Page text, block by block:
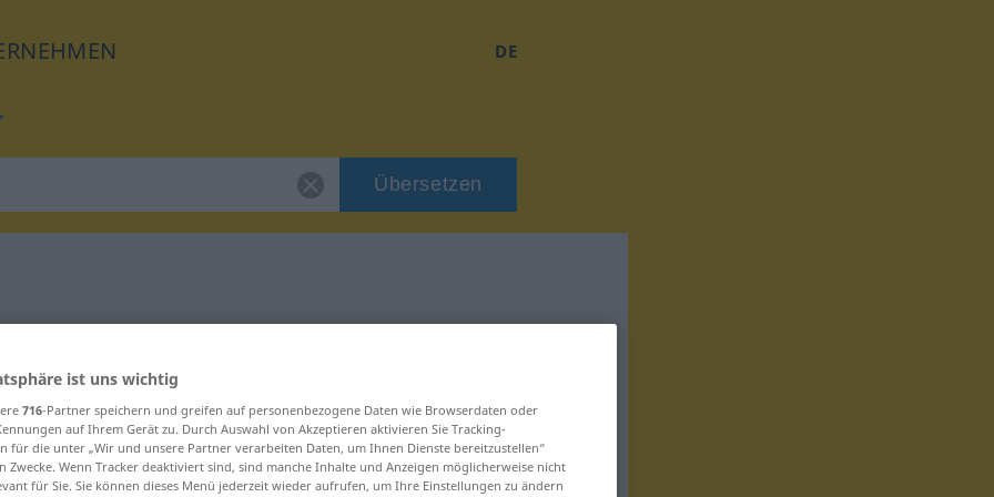
DE
Übersetzen
für "streng"
ist uns wichtig
716-Partner speichern und greifen auf personenbezogene Daten wie Browserdaten oder
auf Ihrem Gerät zu. Durch Auswahl von Akzeptieren aktivieren Sie Tracking-
für die unter „Wir und unsere Partner verarbeiten Daten, um Ihnen Dienste bereitzustellen“
Zwecke. Wenn Tracker deaktiviert sind, sind manche Inhalte und Anzeigen möglicherweise nicht
für Sie. Sie können dieses Menü jederzeit wieder aufrufen, um Ihre Einstellungen zu ändern